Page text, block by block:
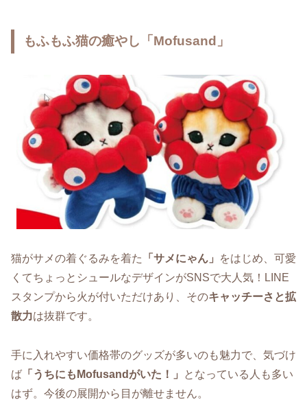
もふもふ猫の癒やし「Mofusand」
猫がサメの着ぐるみを着た 「サメにゃん」
をはじめ、可愛
くてちょっとシュールなデザインがSNSで大人気！LINE
スタンプから火が付いただけあり、そのキャッチーさと拡
散力は抜群です。
手に入れやすい価格帯のグッズが多いのも魅力で、気づけ
ば 「うちにもMofusandがいた！」
となっている人も多い
はず。今後の展開から目が離せません。